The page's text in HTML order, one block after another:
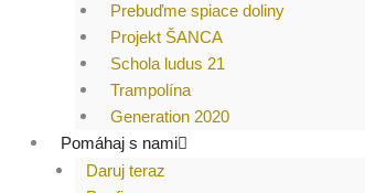
Prebuďme spiace doliny
Projekt ŠANCA
Schola ludus 21
Trampolína
Generation 2020
Pomáhaj s nami
Daruj teraz